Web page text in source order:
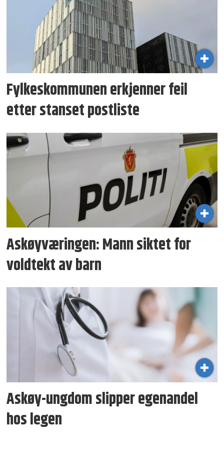
Fylkeskommunen erkjenner feil
etter stanset postliste
Askøyværingen: Mann siktet for
voldtekt av barn
Askøy-ungdom slipper egenandel
hos legen